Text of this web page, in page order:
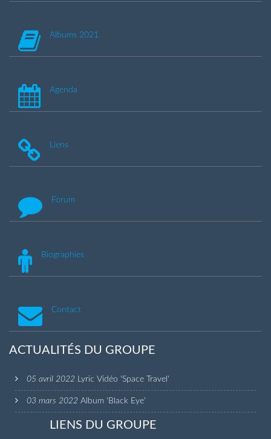
Albums 2021
Agenda
Liens
Forum
Biographies
Contact
ACTUALITÉS DU GROUPE
05 avril 2022 Lyric Vidéo 'Space Travel'
03 mars 2022 Album 'Black Eye'
LIENS DU GROUPE